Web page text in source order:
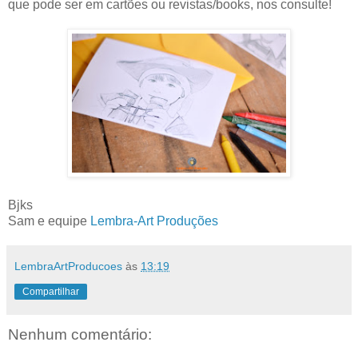
que pode ser em cartões ou revistas/books, nos consulte!
Bjks
Sam e equipe Lembra-Art Produções
LembraArtProducoes às 13:19
Compartilhar
Nenhum comentário: